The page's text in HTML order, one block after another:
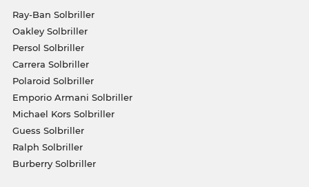
Ray-Ban Solbriller
Oakley Solbriller
Persol Solbriller
Carrera Solbriller
Polaroid Solbriller
Emporio Armani Solbriller
Michael Kors Solbriller
Guess Solbriller
Ralph Solbriller
Burberry Solbriller